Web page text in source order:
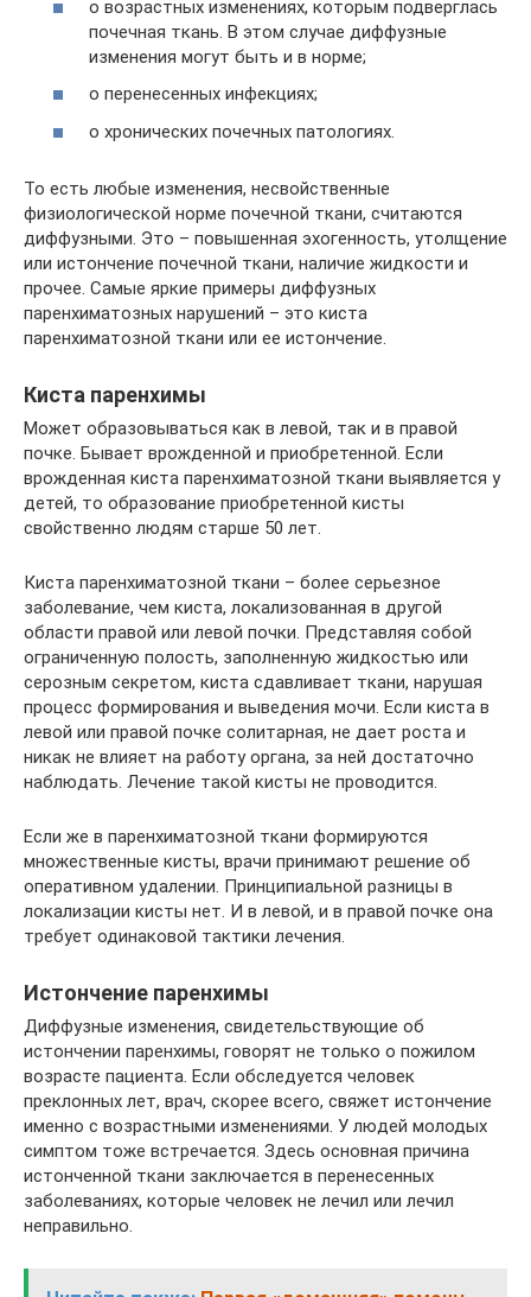
о возрастных изменениях, которым подверглась
почечная ткань. В этом случае диффузные
изменения могут быть и в норме;
о перенесенных инфекциях;
о хронических почечных патологиях.
То есть любые изменения, несвойственные
физиологической норме почечной ткани, считаются
диффузными. Это – повышенная эхогенность, утолщение
или истончение почечной ткани, наличие жидкости и
прочее. Самые яркие примеры диффузных
паренхиматозных нарушений – это киста
паренхиматозной ткани или ее истончение.
Киста паренхимы
Может образовываться как в левой, так и в правой
почке. Бывает врожденной и приобретенной. Если
врожденная киста паренхиматозной ткани выявляется у
детей, то образование приобретенной кисты
свойственно людям старше 50 лет.
Киста паренхиматозной ткани – более серьезное
заболевание, чем киста, локализованная в другой
области правой или левой почки. Представляя собой
ограниченную полость, заполненную жидкостью или
серозным секретом, киста сдавливает ткани, нарушая
процесс формирования и выведения мочи. Если киста в
левой или правой почке солитарная, не дает роста и
никак не влияет на работу органа, за ней достаточно
наблюдать. Лечение такой кисты не проводится.
Если же в паренхиматозной ткани формируются
множественные кисты, врачи принимают решение об
оперативном удалении. Принципиальной разницы в
локализации кисты нет. И в левой, и в правой почке она
требует одинаковой тактики лечения.
Истончение паренхимы
Диффузные изменения, свидетельствующие об
истончении паренхимы, говорят не только о пожилом
возрасте пациента. Если обследуется человек
преклонных лет, врач, скорее всего, свяжет истончение
именно с возрастными изменениями. У людей молодых
симптом тоже встречается. Здесь основная причина
истонченной ткани заключается в перенесенных
заболеваниях, которые человек не лечил или лечил
неправильно.